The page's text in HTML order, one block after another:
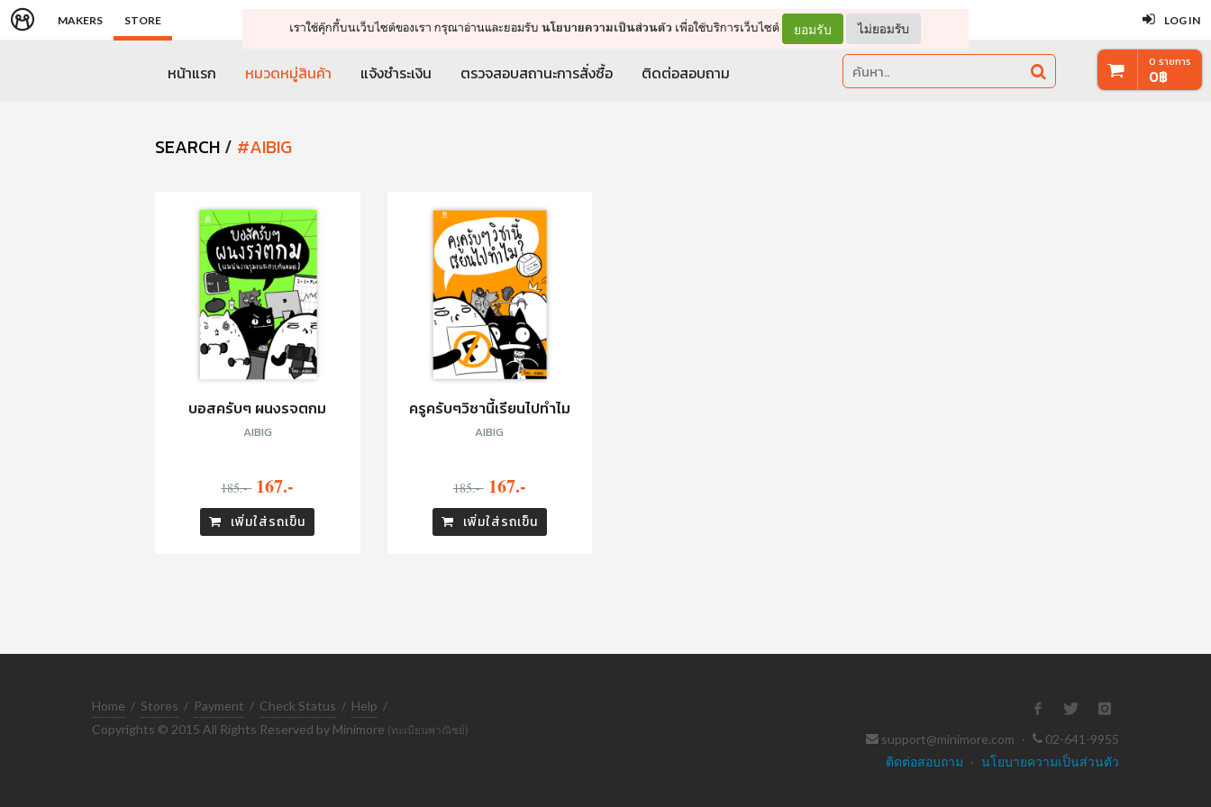
ปิด
จัดการรถเข็น ดำเนินการต่อ
MAKERS STORE LOG IN
เราใช้คุ๊กกี้บนเว็บไซต์ของเรา กรุณาอ่านและยอมรับนโยบายความเป็นส่วนตัว เพื่อใช้บริการเว็บไซต์ ยอมรับ ไม่ยอมรับ
หน้าแรก หมวดหมู่สินค้า แจ้งชำระเงิน ตรวจสอบสถานะการสั่งซื้อ ติดต่อสอบถาม
0 รายการ
0฿
SEARCH / #AIBIG
บอสครับๆ ผนงรจตกม
AIBIG
185.- 167.-
เพิ่มใส่รถเข็น
ครูครับๆวิชานี้เรียนไปทำไม
AIBIG
185.- 167.-
เพิ่มใส่รถเข็น
Home / Stores / Payment / Check Status / Help /
Copyrights © 2015 All Rights Reserved by Minimore (ทะเบียนพาณิชย์)
support@minimore.com ·
02-641-9955
ติดต่อสอบถาม · นโยบายความเป็นส่วนตัว